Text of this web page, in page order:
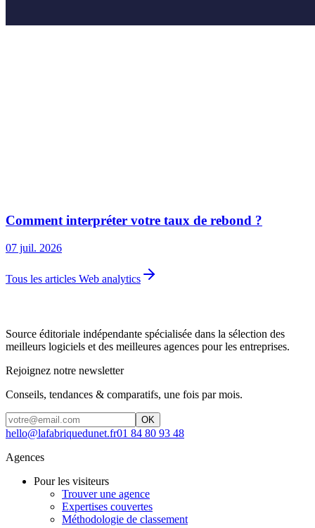
Comment interpréter votre taux de rebond ?
07 juil. 2026
Tous les articles Web analytics
Source éditoriale indépendante spécialisée dans la sélection des
meilleurs logiciels et des meilleures agences pour les entreprises.
Rejoignez notre newsletter
Conseils, tendances & comparatifs, une fois par mois.
OK
hello@lafabriquedunet.fr01 84 80 93 48
Agences
Pour les visiteurs
Trouver une agence
Expertises couvertes
Méthodologie de classement